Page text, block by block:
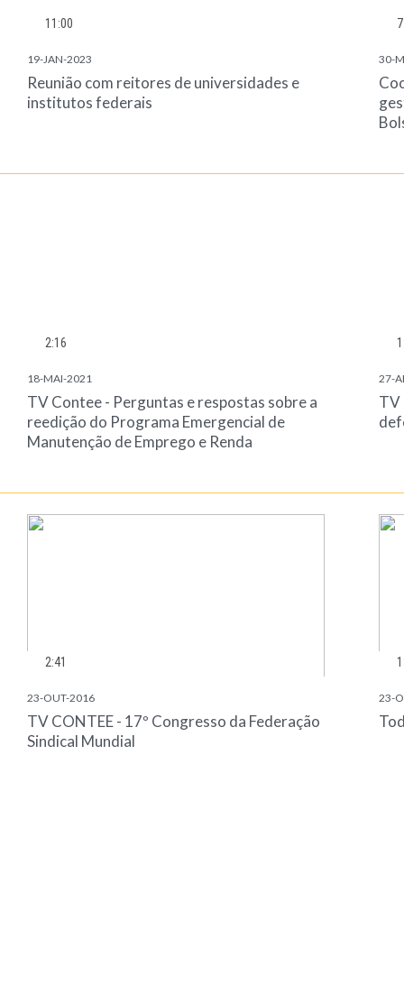
11:00
19-JAN-2023
Reunião com reitores de universidades e
institutos federais
30-
2:16
18-MAI-2021
TV Contee - Perguntas e respostas sobre a
reedição do Programa Emergencial de
Manutenção de Emprego e Renda
27-
TV
2:41
23-OUT-2016
TV CONTEE - 17º Congresso da Federação
Sindical Mundial
23-